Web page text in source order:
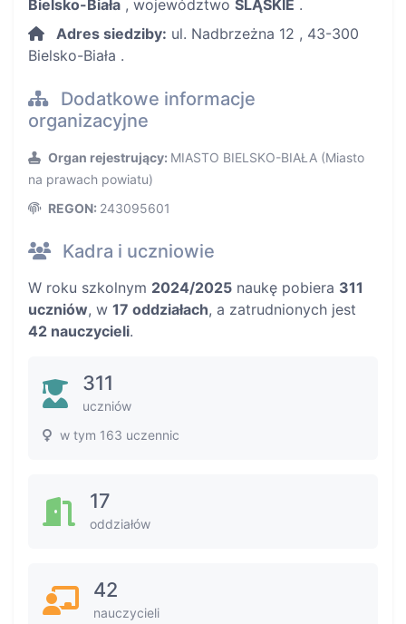
Bielsko-Biała , województwo ŚLĄSKIE .
Adres siedziby: ul. Nadbrzeżna 12 , 43-300
Bielsko-Biała .
Dodatkowe informacje
organizacyjne
Organ rejestrujący: MIASTO BIELSKO-BIAŁA (Miasto
na prawach powiatu)
REGON: 243095601
Kadra i uczniowie
W roku szkolnym 2024/2025 naukę pobiera 311
uczniów, w 17 oddziałach, a zatrudnionych jest
42 nauczycieli.
311
uczniów
w tym 163 uczennic
17
oddziałów
42
nauczycieli